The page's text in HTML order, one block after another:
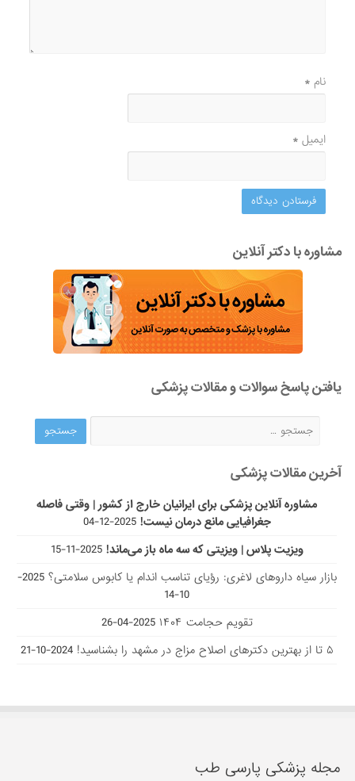
نام*
ایمیل*
مشاوره با دکتر آنلاین
یافتن پاسخ سوالات و مقالات پزشکی
آخرین مقالات پزشکی
مشاوره آنلاین پزشکی برای ایرانیان خارج از کشور | وقتی فاصله
جغرافیایی مانع درمان نیست! 2025-12-04
ویزیت پلاس | ویزیتی که سه ماه باز می‌ماند! 2025-11-15
بازار سیاه داروهای لاغری: رؤیای تناسب اندام یا کابوس سلامتی؟
2025-
10-14
تقویم حجامت ۱۴۰۴
2025-04-26
۵ تا از بهترین دکتر‌های اصلاح مزاج در مشهد را بشناسید!
2024-10-21
مجله پزشکی پارسی طب